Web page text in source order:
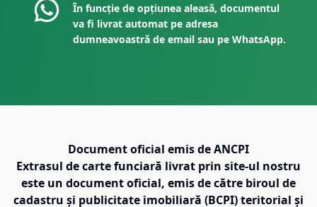
În funcție de opțiunea aleasă, documentul
va fi livrat automat pe adresa
dumneavoastră de email sau pe WhatsApp.
Document oficial emis de ANCPI
Extrasul de carte funciară livrat prin site-ul nostru
este un document oficial, emis de către biroul de
cadastru și publicitate imobiliară (BCPI) teritorial și